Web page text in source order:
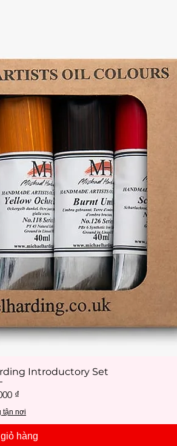
Introductory Set
₫
tận nơi
hàng